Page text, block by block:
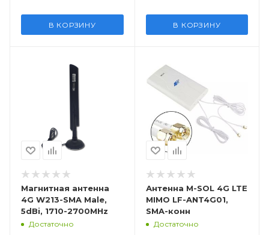
В КОРЗИНУ В КОРЗИНУ
Магнитная антенна
4G W213-SMA Male,
5dBi, 1710-2700MHz
Достаточно
Антенна M-SOL 4G LTE
MIMO LF-ANT4G01,
SMA-конн
Достаточно